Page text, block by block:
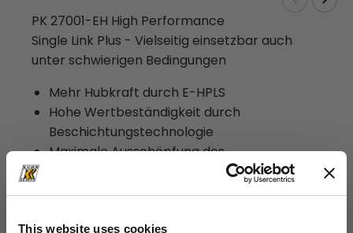
This website uses cookies
PK 27001-EH High Performance
Single Link Plus - Vielseitig einsetzbar auch
unter schwierigen Bedingungen
Mehr Hubkraft durch E-HPLS
Hohe Wertbeständigkeit durch
Beschichtungstechnologie
Maximale Ausschöpfung des
Arbeitsbereiches durch HPSC
Erhöhte Einsatzzeiten durch